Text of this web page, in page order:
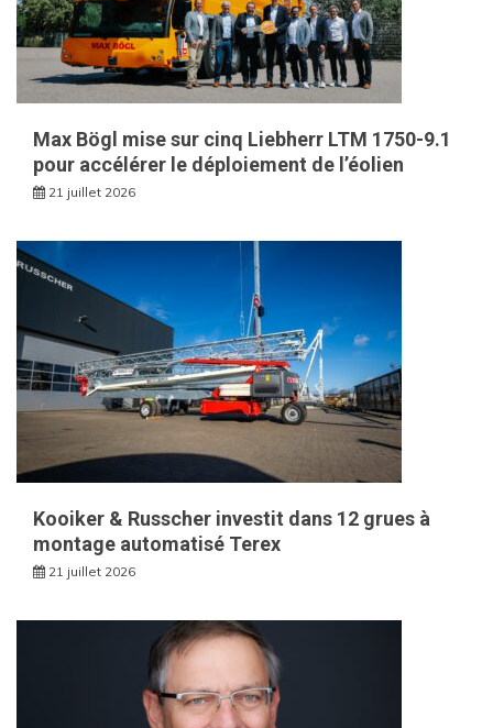
Max Bögl mise sur cinq Liebherr LTM 1750-9.1
pour accélérer le déploiement de l’éolien
21 juillet 2026
Kooiker & Russcher investit dans 12 grues à
montage automatisé Terex
21 juillet 2026